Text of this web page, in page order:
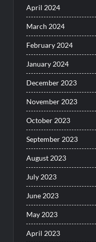
April 2024
March 2024
February 2024
January 2024
December 2023
November 2023
October 2023
September 2023
August 2023
July 2023
June 2023
May 2023
April 2023